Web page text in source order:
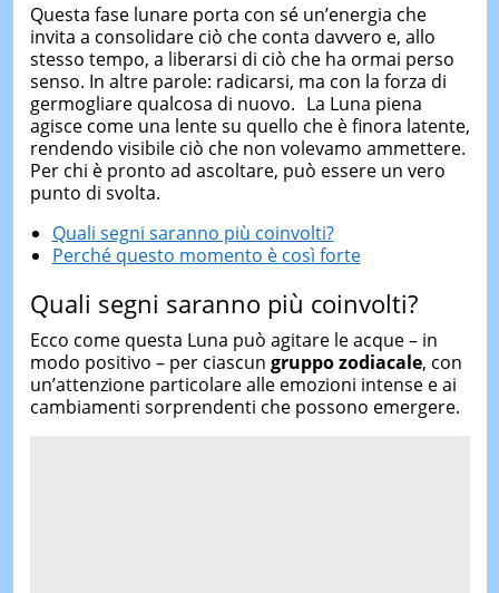
Questa fase lunare porta con sé un’energia che
invita a consolidare ciò che conta davvero e, allo
stesso tempo, a liberarsi di ciò che ha ormai perso
senso. In altre parole: radicarsi, ma con la forza di
germogliare qualcosa di nuovo. La Luna piena
agisce come una lente su quello che è finora latente,
rendendo visibile ciò che non volevamo ammettere.
Per chi è pronto ad ascoltare, può essere un vero
punto di svolta.
Quali segni saranno più coinvolti?
Perché questo momento è così forte
Quali segni saranno più coinvolti?
Ecco come questa Luna può agitare le acque – in
modo positivo – per ciascun gruppo zodiacale, con
un’attenzione particolare alle emozioni intense e ai
cambiamenti sorprendenti che possono emergere.